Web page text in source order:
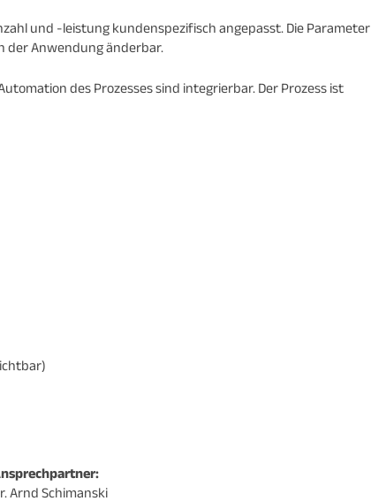
und -leistung kundenspezifisch angepasst. Die Parameter
der Anwendung änderbar.
des Prozesses sind integrierbar. Der Prozess ist
Arnd Schimanski